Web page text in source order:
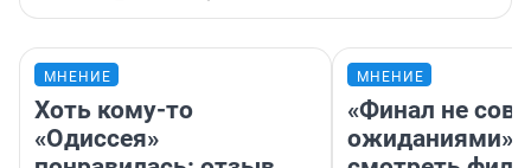
МНЕНИЕ
Хоть кому-то
«Одиссея»
МНЕНИЕ
«Финал не
ожиданиями»: